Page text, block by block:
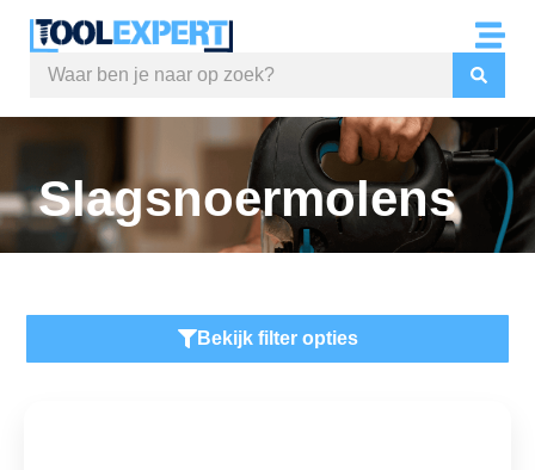
Slagsnoermolens
Bekijk filter opties